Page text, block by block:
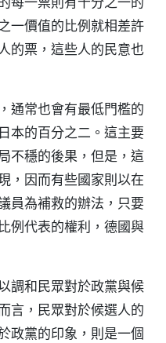
一價值的比例就相差許
的票，這些人的民意也
通常也會有最低門檻的
本的百分之二。這主要
不穩的後果，但是，這
，因而有些國家則以在
員為補救的辦法，只要
例代表的權利，德國與
調和民眾對於政黨與候
言，民眾對於候選人的
政黨的印象，則是一個